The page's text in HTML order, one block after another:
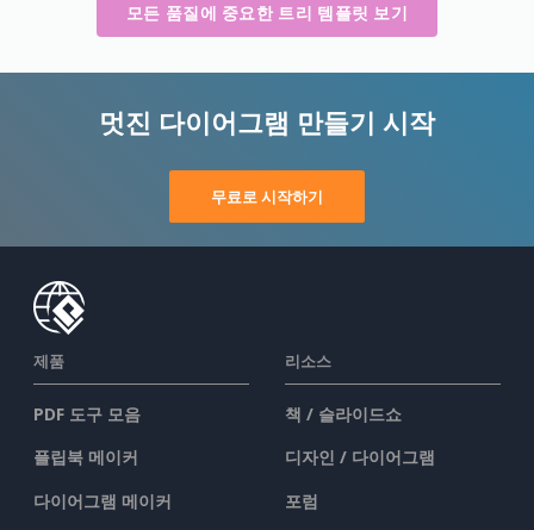
모든 품질에 중요한 트리 템플릿 보기
멋진 다이어그램 만들기 시작
무료로 시작하기
제품
PDF 도구 모음
플립북 메이커
다이어그램 메이커
리소스
책 / 슬라이드쇼
디자인 / 다이어그램
포럼